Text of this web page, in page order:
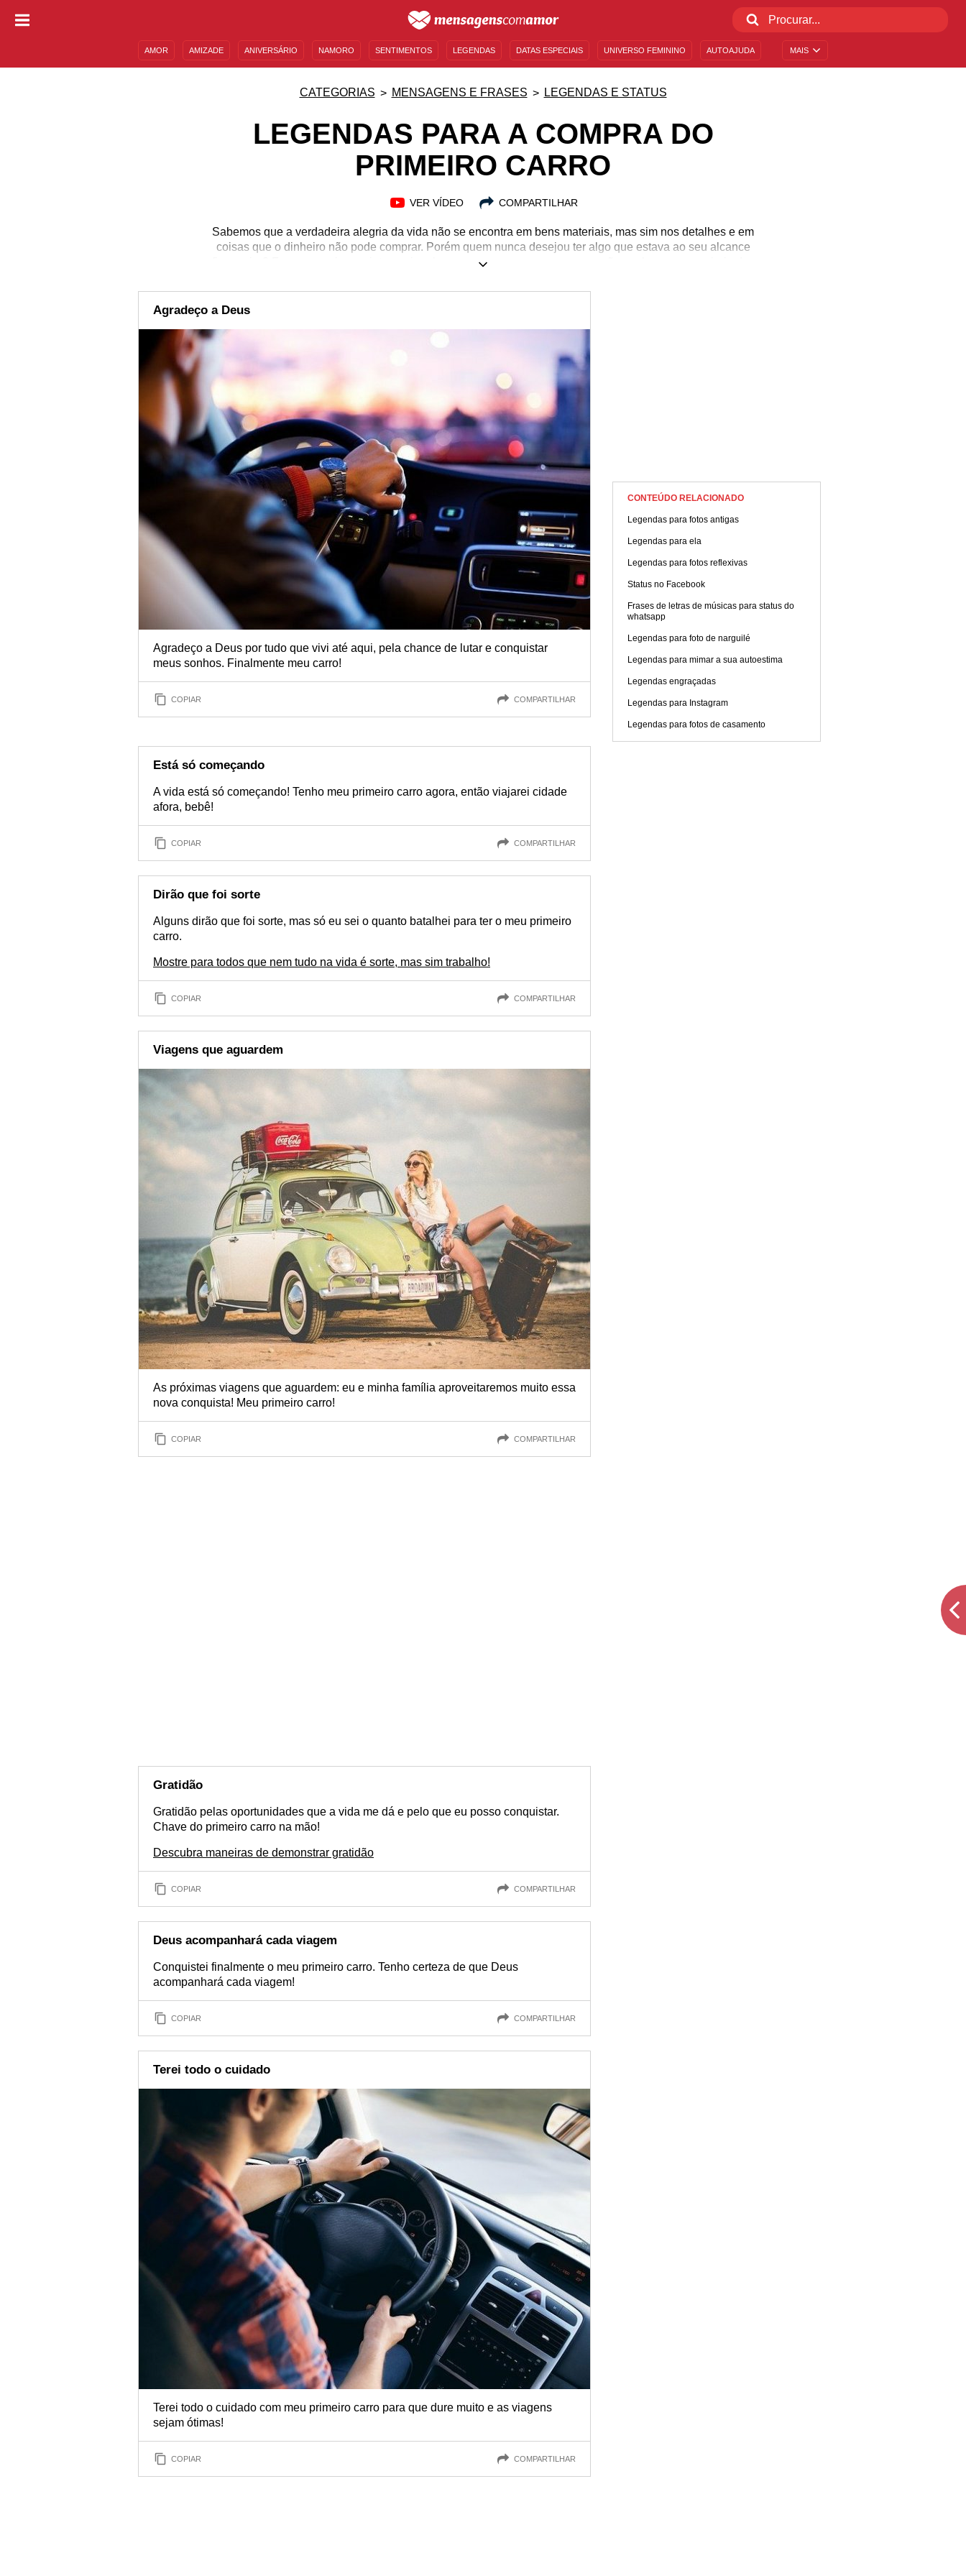
MAIS
AMOR AMIZADE ANIVERSÁRIO NAMORO SENTIMENTOS LEGENDAS DATAS ESPECIAIS UNIVERSO FEMININO AUTOAJUDA
CATEGORIAS MENSAGENS E FRASES LEGENDAS E STATUS
LEGENDAS PARA A COMPRA DO
PRIMEIRO CARRO
VER VÍDEO COMPARTILHAR
Sabemos que a verdadeira alegria da vida não se encontra em bens materiais, mas sim nos detalhes e em
coisas que o dinheiro não pode comprar. Porém quem nunca desejou ter algo que estava ao seu alcance
financeiro? Fazer uma viagem internacional, comprar uma casa ou um carro são sonhos que a maioria das
que pudesse se concretizar. Essa euforia deve ser compartilhada, principalmente com as pessoas que te
ajudaram e deram forças para que você não desistisse. Por isso fizemos legendas para a compra do primeiro
Agradeço a Deus
Agradeço a Deus por tudo que vivi até aqui, pela chance de lutar e conquistar
meus sonhos. Finalmente meu carro!
COPIAR COMPARTILHAR
Está só começando
A vida está só começando! Tenho meu primeiro carro agora, então viajarei cidade
afora, bebê!
COPIAR COMPARTILHAR
Dirão que foi sorte
Alguns dirão que foi sorte, mas só eu sei o quanto batalhei para ter o meu primeiro
carro.
Mostre para todos que nem tudo na vida é sorte, mas sim trabalho!
COPIAR COMPARTILHAR
Viagens que aguardem
As próximas viagens que aguardem: eu e minha família aproveitaremos muito essa
nova conquista! Meu primeiro carro!
COPIAR COMPARTILHAR
Gratidão
Gratidão pelas oportunidades que a vida me dá e pelo que eu posso conquistar.
Chave do primeiro carro na mão!
Descubra maneiras de demonstrar gratidão
COPIAR COMPARTILHAR
Deus acompanhará cada viagem
Conquistei finalmente o meu primeiro carro. Tenho certeza de que Deus
acompanhará cada viagem!
COPIAR COMPARTILHAR
Terei todo o cuidado
Terei todo o cuidado com meu primeiro carro para que dure muito e as viagens
sejam ótimas!
COPIAR COMPARTILHAR
CONTEÚDO RELACIONADO
Legendas para fotos antigas
Legendas para ela
Legendas para fotos reflexivas
Status no Facebook
Frases de letras de músicas para status do
whatsapp
Legendas para foto de narguilé
Legendas para mimar a sua autoestima
Legendas engraçadas
Legendas para Instagram
Legendas para fotos de casamento